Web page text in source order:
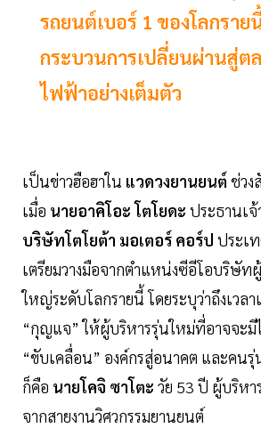
รถยนต์เบอร์ 1 ของโลกราย
กระบวนการเปลี่ยนผ่านสู่ต
ไฟฟ้าอย่างเต็มตัว
เป็นข่าวฮือฮาใน แวดวงยานยนต์ ช่วง
เมื่อ นายอาคิโอะ โตโยดะ ประธานเ
บริษัทโตโยต้า มอเตอร์ คอร์ป ประเ
เตรียมวางมือจากตำแหน่งซีอีโอบริษัท
ใหญ่ระดับโลกรายนี้ โดยระบุว่าถึงเวล
“กุญแจ” ให้ผู้บริหารรุ่นใหม่ที่อาจจะมี
“ขับเคลื่อน” องค์กรสู่อนาคต และคนรุ่
ก็คือ นายโคจิ ซาโตะ วัย 53 ปี ผู้บริหา
จากสายงานวิศวกรรมยานยนต์